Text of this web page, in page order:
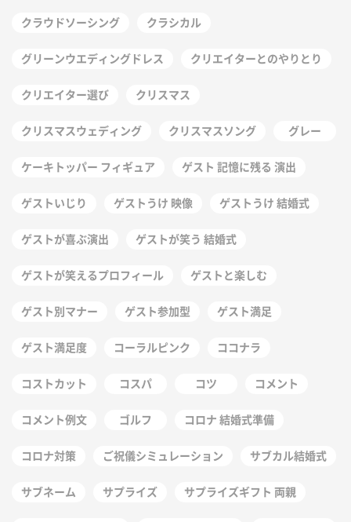
クラウドソーシング クラシカル
グリーンウエディングドレス クリエイターとのやりとり
クリエイター選び クリスマス
クリスマスウェディング クリスマスソング グレー
ケーキトッパー フィギュア ゲスト 記憶に残る 演出
ゲストいじり ゲストうけ 映像 ゲストうけ 結婚式
ゲストが喜ぶ演出 ゲストが笑う 結婚式
ゲストが笑えるプロフィール ゲストと楽しむ
ゲスト別マナー ゲスト参加型 ゲスト満足
ゲスト満足度 コーラルピンク ココナラ
コストカット コスパ コツ コメント
コメント例文 ゴルフ コロナ 結婚式準備
コロナ対策 ご祝儀シミュレーション サブカル結婚式
サブネーム サプライズ サプライズギフト 両親